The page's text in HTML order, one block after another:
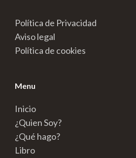
Política de Privacidad
Aviso legal
Política de cookies
Menu
Inicio
¿Quien Soy?
¿Qué hago?
Libro